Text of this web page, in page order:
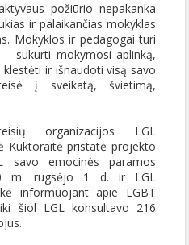
požiūrio nepakanka
ir palaikančias mokyklas
Mokyklos ir pedagogai turi
sukurti mokymosi aplinką,
ir išnaudoti visą savo
į sveikatą, švietimą,
organizacijos LGL
Kuktoraitė pristatė projekto
savo emocinės paramos
m. rugsėjo 1 d. ir LGL
informuojant apie LGBT
šiol LGL konsultavo 216